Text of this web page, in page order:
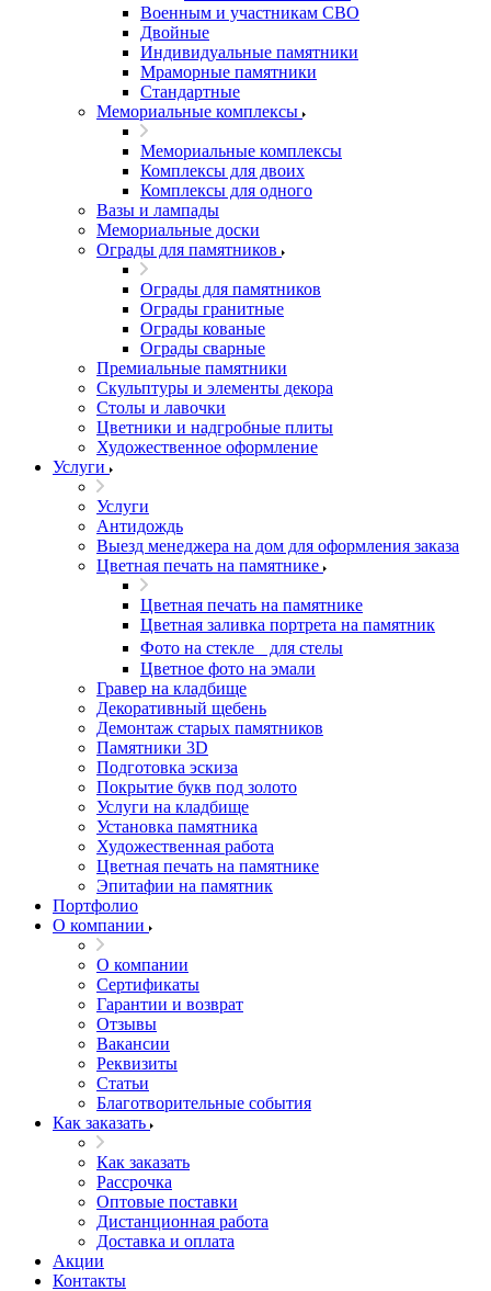
Военным и участникам СВО
Двойные
Индивидуальные памятники
Мраморные памятники
Стандартные
Мемориальные комплексы
Мемориальные комплексы
Комплексы для двоих
Комплексы для одного
Вазы и лампады
Мемориальные доски
Ограды для памятников
Ограды для памятников
Ограды гранитные
Ограды кованые
Ограды сварные
Премиальные памятники
Скульптуры и элементы декора
Столы и лавочки
Цветники и надгробные плиты
Художественное оформление
Услуги
Услуги
Антидождь
Выезд менеджера на дом для оформления заказа
Цветная печать на памятнике
Цветная печать на памятнике
Цветная заливка портрета на памятник
Фото на стекле для стелы
Цветное фото на эмали
Гравер на кладбище
Декоративный щебень
Демонтаж старых памятников
Памятники 3D
Подготовка эскиза
Покрытие букв под золото
Услуги на кладбище
Установка памятника
Художественная работа
Цветная печать на памятнике
Эпитафии на памятник
Портфолио
О компании
О компании
Сертификаты
Гарантии и возврат
Отзывы
Вакансии
Реквизиты
Статьи
Благотворительные события
Как заказать
Как заказать
Рассрочка
Оптовые поставки
Дистанционная работа
Доставка и оплата
Акции
Контакты